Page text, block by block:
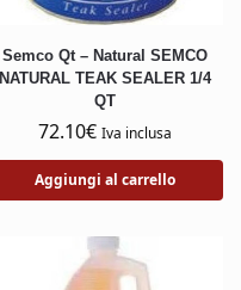
Semco Qt – Natural SEMCO
NATURAL TEAK SEALER 1/4
QT
72.10€ Iva inclusa
Aggiungi al carrello